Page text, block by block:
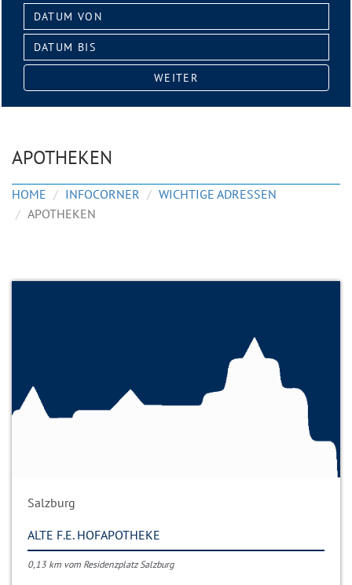
Datum
von:
Datum
bis:
WEITER
APOTHEKEN
HOME INFOCORNER
WICHTIGE ADRESSEN
APOTHEKEN
Salzburg
ALTE F.E. HOFAPOTHEKE
0,13 km vom Residenzplatz Salzburg